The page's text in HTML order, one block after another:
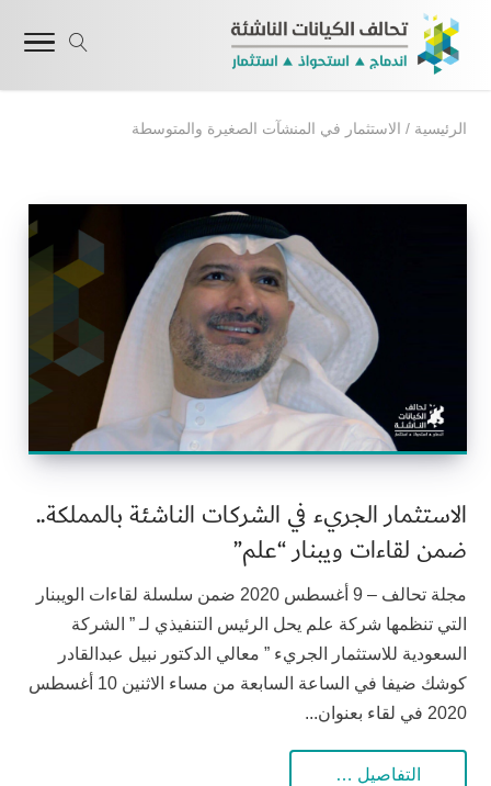
الرئيسية / الاستثمار في المنشآت الصغيرة والمتوسطة
الاستثمار الجريء في الشركات الناشئة بالمملكة..
ضمن لقاءات ويبنار “علم”
مجلة تحالف – 9 أغسطس 2020 ضمن سلسلة لقاءات الويبنار
التي تنظمها شركة علم​ ​يحل الرئيس التنفيذي لـ ” الشركة
السعودية للاستثمار الجريء ” معالي الدكتور نبيل عبدالقادر
كوشك ضيفا في الساعة السابعة من مساء الاثنين 10 أغسطس
2020 في لقاء بعنوان...
التفاصيل …